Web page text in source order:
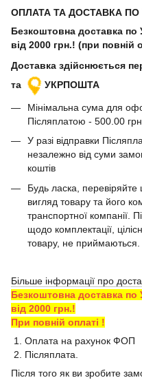
ОПЛАТА ТА ДОСТАВКА ПО
Безкоштовна доставка по
від 2000 грн.! (при повній
Доставка здійснюється
та
УКРПОШТА
Мінімальна сума для
Післяплатою - 500.00 грн
У разі відправки
незалежно від суми
коштів
Будь ласка, перевіряйте
вигляд товару та його
транспортної компанії.
щодо комплектації,
товару, не приймаються.
Більше інформації про
Безкоштовна доставка по
від 2000 грн.!
При повній оплаті !
1. Оплата на рахунок ФОП
2. Післяплата.
Після того як ви зробите